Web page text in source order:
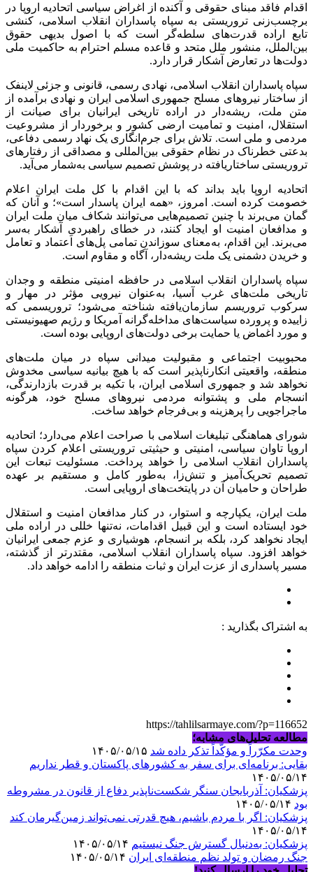
اقدام فاقد مبنای حقوقی و آکنده از اغراض سیاسی اتحادیه اروپا در
برچسب‌زنی تروریستی به سپاه پاسداران انقلاب اسلامی، کنشی
تابع اراده قدرت‌های سلطه‌گر است که با اصول بدیهی حقوق
بین‌الملل، منشور ملل متحد و قاعده مسلم احترام به حاکمیت ملی
دولت‌ها در تعارض آشکار قرار دارد.
سپاه پاسداران انقلاب اسلامی، نهادی رسمی، قانونی و جزئی لاینفک
از ساختار نیروهای مسلح جمهوری اسلامی ایران و نهادی برآمده از
متن ملت، ریشه‌دار در اراده تاریخی ایرانیان برای صیانت از
استقلال، امنیت و تمامیت ارضی کشور و برخوردار از مشروعیت
مردمی و ملی است. تلاش برای جرم‌انگاری یک نهاد رسمی دفاعی،
بدعتی خطرناک در نظام حقوقی بین‌المللی و مصداقی از رفتارهای
تروریستی ساختاریافته در پوشش تصمیم سیاسی به‌شمار می‌آید.
اتحادیه اروپا باید بداند که با این اقدام با کل ملت ایران اعلام
خصومت کرده است. امروز، «همه ایران پاسدار است»؛ و آنان که
گمان می‌برند با چنین تصمیم‌هایی می‌توانند شکاف میان ملت ایران
و مدافعان امنیت او ایجاد کنند، در خطای راهبردیِ آشکار به‌سر
می‌برند. این اقدام، به‌معنای سوزاندن تمامی پل‌های اعتماد و تعامل
و خریدن دشمنی یک ملت ریشه‌دار، آگاه و مقاوم است.
سپاه پاسداران انقلاب اسلامی در حافظه امنیتی منطقه و وجدان
تاریخی ملت‌های غرب آسیا، به‌عنوان نیرویی مؤثر در مهار و
سرکوب تروریسم سازمان‌یافته شناخته می‌شود؛ تروریسمی که
زاییده و پرورده سیاست‌های مداخله‌گرانه آمریکا و رژیم صهیونیستی
و مورد اغماض یا حمایت برخی دولت‌های اروپایی بوده است.
محبوبیت اجتماعی و مقبولیت میدانی سپاه در میان ملت‌های
منطقه، واقعیتی انکارناپذیر است که با هیچ بیانیه سیاسی مخدوش
نخواهد شد و جمهوری اسلامی ایران، با تکیه بر قدرت بازدارندگی،
انسجام ملی و پشتوانه مردمی نیروهای مسلح خود، هرگونه
ماجراجویی را پرهزینه و بی‌فرجام خواهد ساخت.
شورای هماهنگی تبلیغات اسلامی با صراحت اعلام می‌دارد؛ اتحادیه
اروپا تاوان سیاسی، امنیتی و حیثیتی تروریستی اعلام کردن سپاه
پاسداران انقلاب اسلامی را خواهد پرداخت. مسئولیت تبعات این
تصمیم تحریک‌آمیز و تنش‌زا، به‌طور کامل و مستقیم بر عهده
طراحان و حامیان آن در پایتخت‌های اروپایی است.
ملت ایران، یکپارچه و استوار، در کنار مدافعان امنیت و استقلال
خود ایستاده است و این قبیل اقدامات، نه‌تنها خللی در اراده ملی
ایجاد نخواهد کرد، بلکه بر انسجام، هوشیاری و عزم جمعی ایرانیان
خواهد افزود. سپاه پاسداران انقلاب اسلامی، مقتدرتر از گذشته،
مسیر پاسداری از عزت ایران و ثبات منطقه را ادامه خواهد داد.
به اشتراک بگذارید :
https://tahlilsarmaye.com/?p=116652
مطالعه تحلیل‌های مشابه؛
وحدت مکرّراً و مؤکّداً تذکر داده شد
بقایی: برنامه‌ای برای سفر به کشورهای پاکستان و قطر نداریم
۱۴۰۵/۰۵/۱۴
پزشکیان: آذربایجان سنگر شکست‌ناپذیر دفاع از قانون در مشروطه
بود
پزشکیان: اگر با مردم باشیم، هیچ قدرتی نمی‌تواند زمین‌گیرمان کند
۱۴۰۵/۰۵/۱۴
پزشکیان: به‌دنبال گسترش جنگ نیستیم
جنگ رمضان و تولد نظم منطقه‌ای ایران